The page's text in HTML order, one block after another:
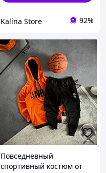
Kalina Store 92%
Повседневный
спортивный костюм от